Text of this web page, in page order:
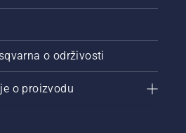
o održivosti
o proizvodu